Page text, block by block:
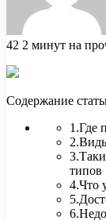
42 2 минут на
Содержание
1.Где
типов
4.Что